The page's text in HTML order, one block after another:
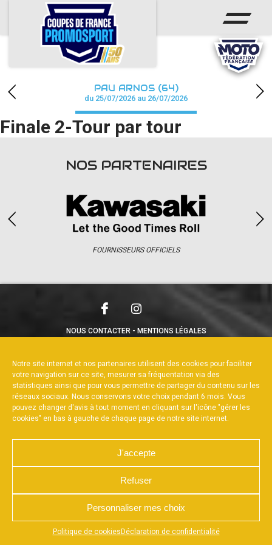
Notre site internet et nos partenaires utilisent des cookies pour faciliter
votre navigation sur ce site, mesurer sa fréquentation via des
statistiques ainsi que pour vous permettre de partager du contenu sur les
réseaux sociaux. Nous conservons votre choix pendant 6 mois. Vous
pouvez changer d'avis à tout moment en cliquant sur l'icône "gérer les
cookies" en bas à gauche de chaque page de notre site internet.
J'accepte
Refuser
Personnaliser mes choix
Politique de cookies Déclaration de confidentialité
Appuyez sur le bouton partager en bas de votre
ACCUEIL
ACTUS
CALENDRIER
CHAMPIONNAT
RÉSULTATS
accéder à la billetterie
PAU ARNOS (64)
du 25/07/2026 au 26/07/2026
Finale 2-Tour par tour
NOS PARTENAIRES
FOURNISSEURS OFFICIELS
NOUS CONTACTER
MENTIONS LÉGALES
RÉALISÉ PAR L’AGENCE WEB A3WEB